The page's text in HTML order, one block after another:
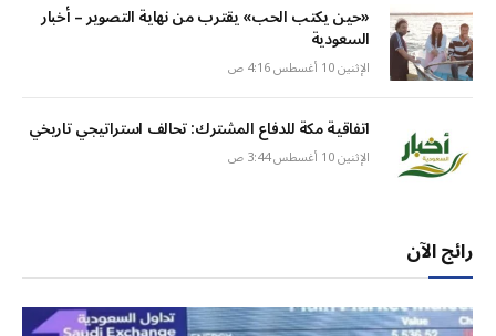
«حين يكتب الحب» يقترب من نهاية التصوير – أخبار
السعودية
الإثنين 10 أغسطس 4:16 ص
اتفاقية مكة للدفاع المشترك: تحالف استراتيجي تاريخي
الإثنين 10 أغسطس 3:44 ص
رائج الآن